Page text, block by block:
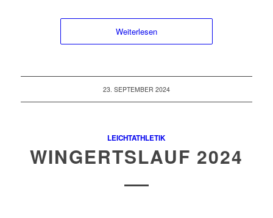
Weiterlesen
23. SEPTEMBER 2024
LEICHTATHLETIK
WINGERTSLAUF 2024